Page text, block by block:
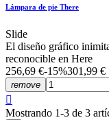
Lámpara de pie There
Slide
El diseño gráfico
reconocible en Here
256,69 €-15%301,99 €
remove

Mostrando 1-3 de 3